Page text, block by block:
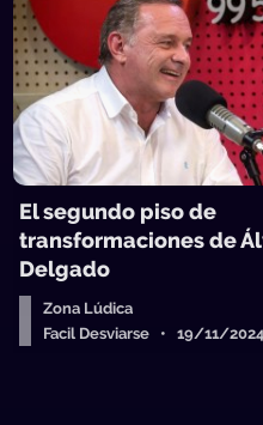
El segundo piso de
transformaciones de
Delgado
Zona Lúdica
Facil Desviarse • 19/11/2024